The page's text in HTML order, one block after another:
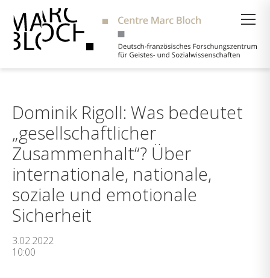
Dominik Rigoll: Was bedeutet
„gesellschaftlicher
Zusammenhalt“? Über
internationale, nationale,
soziale und emotionale
Sicherheit
3.02.2022
10:00